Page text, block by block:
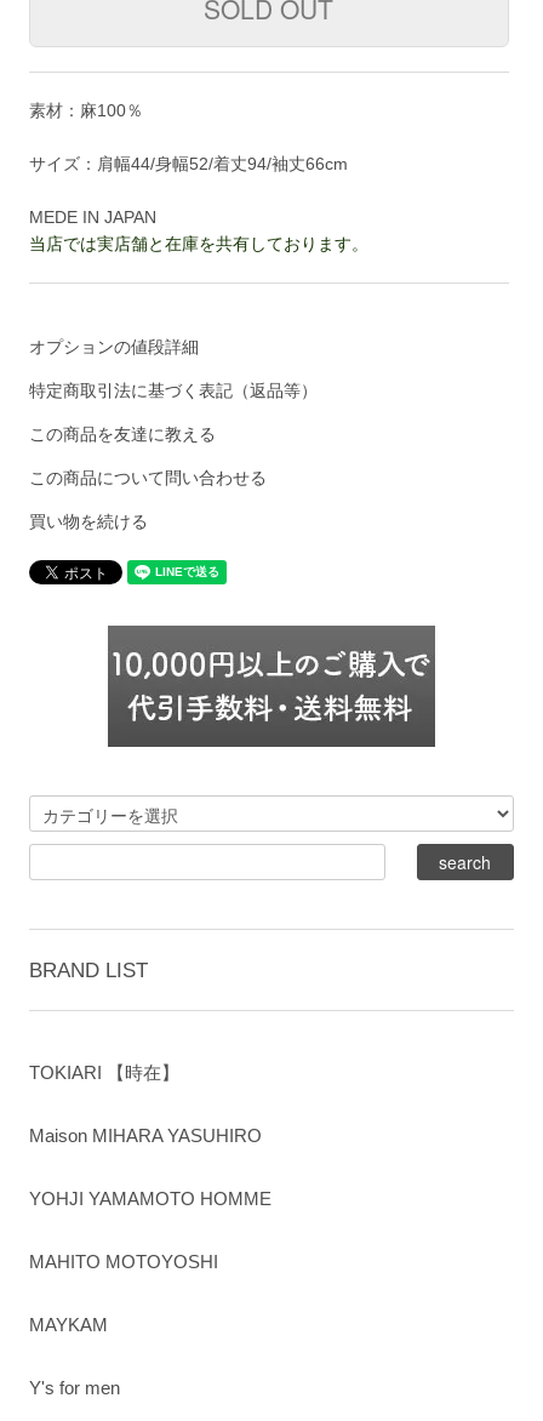
素材：麻100％
サイズ：肩幅44/身幅52/着丈94/袖丈66cm
MEDE IN JAPAN
当店では実店舗と在庫を共有しております。
オプションの値段詳細
特定商取引法に基づく表記（返品等）
この商品を友達に教える
この商品について問い合わせる
買い物を続ける
BRAND LIST
TOKIARI 【時在】
Maison MIHARA YASUHIRO
YOHJI YAMAMOTO HOMME
MAHITO MOTOYOSHI
MAYKAM
Y's for men